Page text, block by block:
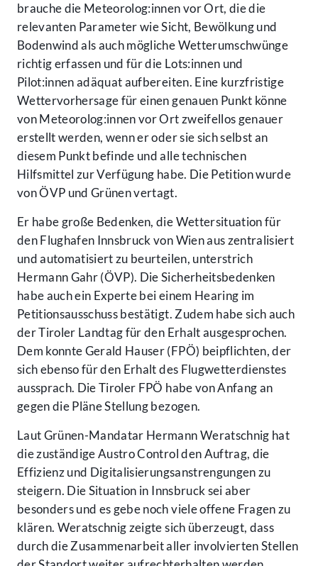
brauche die Meteorolog:innen vor Ort, die die
relevanten Parameter wie Sicht, Bewölkung und
Bodenwind als auch mögliche Wetterumschwünge
richtig erfassen und für die Lots:innen und
Pilot:innen adäquat aufbereiten. Eine kurzfristige
Wettervorhersage für einen genauen Punkt könne
von Meteorolog:innen vor Ort zweifellos genauer
erstellt werden, wenn er oder sie sich selbst an
diesem Punkt befinde und alle technischen
Hilfsmittel zur Verfügung habe. Die Petition wurde
von ÖVP und Grünen vertagt.
Er habe große Bedenken, die Wettersituation für
den Flughafen Innsbruck von Wien aus zentralisiert
und automatisiert zu beurteilen, unterstrich
Hermann Gahr (ÖVP). Die Sicherheitsbedenken
habe auch ein Experte bei einem Hearing im
Petitionsausschuss bestätigt. Zudem habe sich auch
der Tiroler Landtag für den Erhalt ausgesprochen.
Dem konnte Gerald Hauser (FPÖ) beipflichten, der
sich ebenso für den Erhalt des Flugwetterdienstes
aussprach. Die Tiroler FPÖ habe von Anfang an
gegen die Pläne Stellung bezogen.
Laut Grünen-Mandatar Hermann Weratschnig hat
die zuständige Austro Control den Auftrag, die
Effizienz und Digitalisierungsanstrengungen zu
steigern. Die Situation in Innsbruck sei aber
besonders und es gebe noch viele offene Fragen zu
klären. Weratschnig zeigte sich überzeugt, dass
durch die Zusammenarbeit aller involvierten Stellen